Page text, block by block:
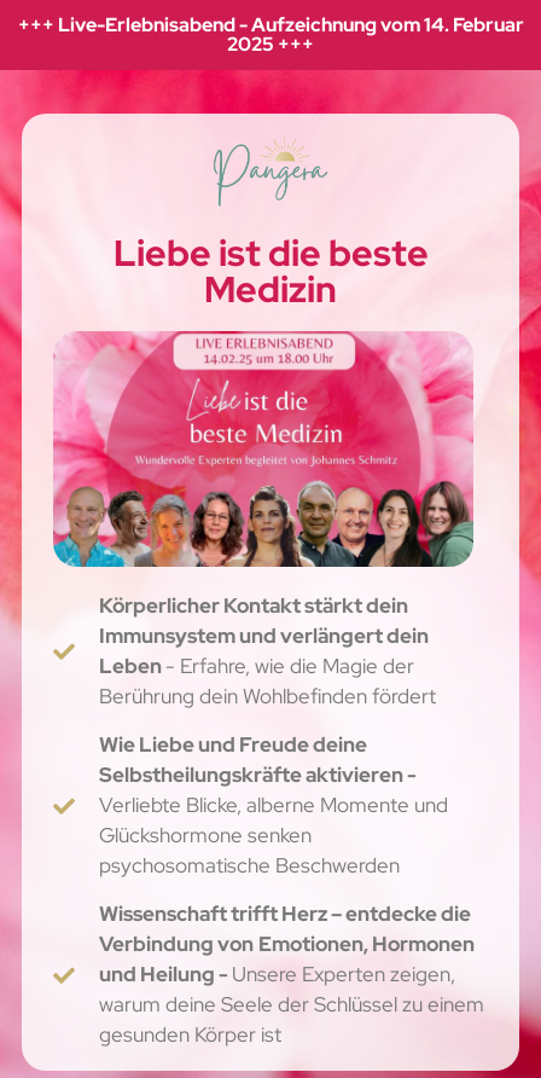
+++ Live-Erlebnisabend - Aufzeichnung vom 14. Februar
2025 +++
Liebe ist die beste
Medizin
Körperlicher Kontakt stärkt dein
Immunsystem und verlängert dein
Leben- Erfahre, wie die Magie der
Berührung dein Wohlbefinden fördert
Wie Liebe und Freude deine
Selbstheilungskräfte aktivieren -
Verliebte Blicke, alberne Momente und
Glückshormone senken
psychosomatische Beschwerden
Wissenschaft trifft Herz – entdecke die
Verbindung von Emotionen, Hormonen
und Heilung - Unsere Experten zeigen,
warum deine Seele der Schlüssel zu einem
gesunden Körper ist